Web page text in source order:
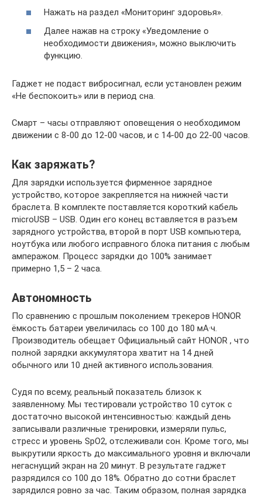
Нажать на раздел «Мониторинг здоровья».
Далее нажав на строку «Уведомление о
необходимости движения», можно выключить
функцию.
Гаджет не подаст вибросигнал, если установлен режим
«Не беспокоить» или в период сна.
Смарт – часы отправляют оповещения о необходимом
движении с 8-00 до 12-00 часов, и с 14-00 до 22-00 часов.
Как заряжать?
Для зарядки используется фирменное зарядное
устройство, которое закрепляется на нижней части
браслета. В комплекте поставляется короткий кабель
microUSB – USB. Один его конец вставляется в разъем
зарядного устройства, второй в порт USB компьютера,
ноутбука или любого исправного блока питания с любым
амперажом. Процесс зарядки до 100% занимает
примерно 1,5 – 2 часа.
Автономность
По сравнению с прошлым поколением трекеров HONOR
ёмкость батареи увеличилась со 100 до 180 мА·ч.
Производитель обещает Официальный сайт HONOR , что
полной зарядки аккумулятора хватит на 14 дней
обычного или 10 дней активного использования.
Судя по всему, реальный показатель близок к
заявленному. Мы тестировали устройство 10 суток с
достаточно высокой интенсивностью: каждый день
записывали различные тренировки, измеряли пульс,
стресс и уровень SpO2, отслеживали сон. Кроме того, мы
выкрутили яркость до максимального уровня и включали
негаснущий экран на 20 минут. В результате гаджет
разрядился со 100 до 18%. Обратно до сотни браслет
зарядился ровно за час. Таким образом, полная зарядка